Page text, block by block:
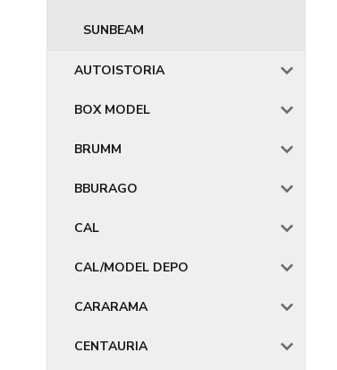
SUNBEAM
AUTOISTORIA
BOX MODEL
BRUMM
BBURAGO
CAL
CAL/MODEL DEPO
CARARAMA
CENTAURIA